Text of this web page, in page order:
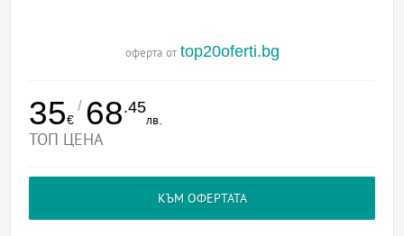
оферта от top20oferti.bg
35€
/ 68.45
лв.
ТОП ЦЕНА
КЪМ ОФЕРТАТА